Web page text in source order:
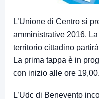
L’Unione di Centro si
amministrative 2016.
territorio cittadino
La prima tappa è in
con inizio alle ore 19,00.
L’Udc di Benevento